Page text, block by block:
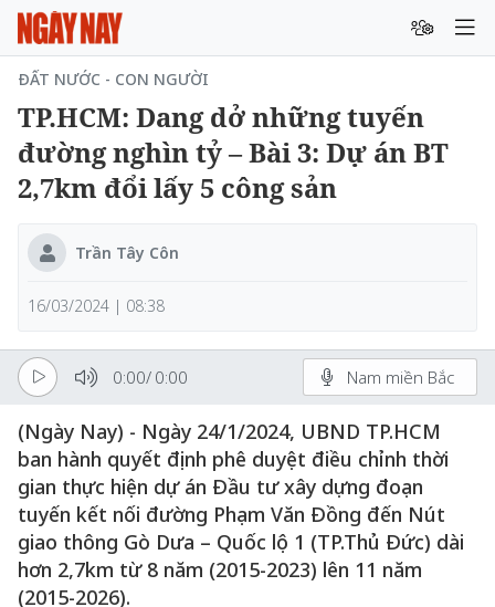
ĐẤT NƯỚC - CON NGƯỜI
TP.HCM: Dang dở những tuyến
đường nghìn tỷ – Bài 3: Dự án BT
2,7km đổi lấy 5 công sản
Trần Tây Côn
16/03/2024 | 08:38
0:00/ 0:00 Nam miền Bắc
(Ngày Nay) - Ngày 24/1/2024, UBND TP.HCM
ban hành quyết định phê duyệt điều chỉnh thời
gian thực hiện dự án Đầu tư xây dựng đoạn
tuyến kết nối đường Phạm Văn Đồng đến Nút
giao thông Gò Dưa – Quốc lộ 1 (TP.Thủ Đức) dài
hơn 2,7km từ 8 năm (2015-2023) lên 11 năm
(2015-2026).